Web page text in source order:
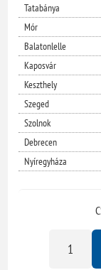
Tatabánya
Mór
Balatonlelle
Kaposvár
Keszthely
Szeged
Szolnok
Debrecen
Nyíregyháza